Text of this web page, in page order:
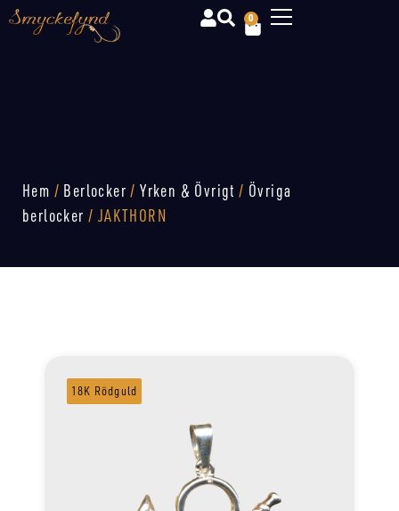
0
Hem / Berlocker /Yrken & Övrigt / Övriga
berlocker / JAKTHORN
18K Rödguld